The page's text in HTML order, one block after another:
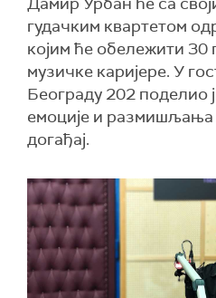
гудачким квартетом
којим ће обележити 30
музичке каријере. У
Београду 202 поделио
емоције и размишљања
догађај.